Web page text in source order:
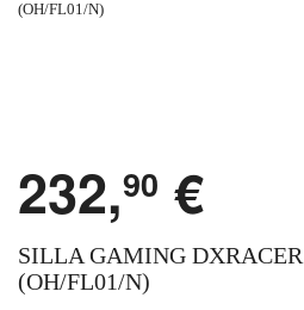
(OH/FL01/N)
232,90 €
SILLA GAMING
(OH/FL01/N)